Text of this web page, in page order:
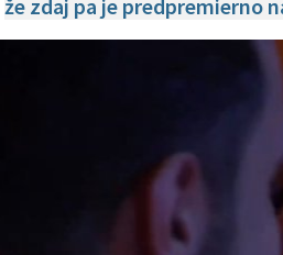
že zdaj pa je predpremierno